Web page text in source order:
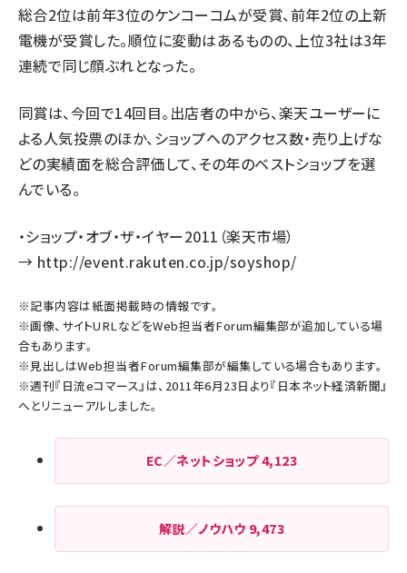
総合2位は前年3位のケンコーコムが受賞、前年2位の上新
電機が受賞した。順位に変動はあるものの、上位3社は3年
連続で同じ顔ぶれとなった。
同賞は、今回で14回目。出店者の中から、楽天ユーザーに
よる人気投票のほか、ショップへのアクセス数・売り上げな
どの実績面を総合評価して、その年のベストショップを選
んでいる。
・ショップ・オブ・ザ・イヤー2011（楽天市場）
→ http://event.rakuten.co.jp/soyshop/
※記事内容は紙面掲載時の情報です。
※画像、サイトURLなどをWeb担当者Forum編集部が追加している場
合もあります。
※見出しはWeb担当者Forum編集部が編集している場合もあります。
※週刊『日流eコマース』は、2011年6月23日より『日本ネット経済新聞』
へとリニューアルしました。
EC／ネットショップ4,123
解説／ノウハウ 9,473